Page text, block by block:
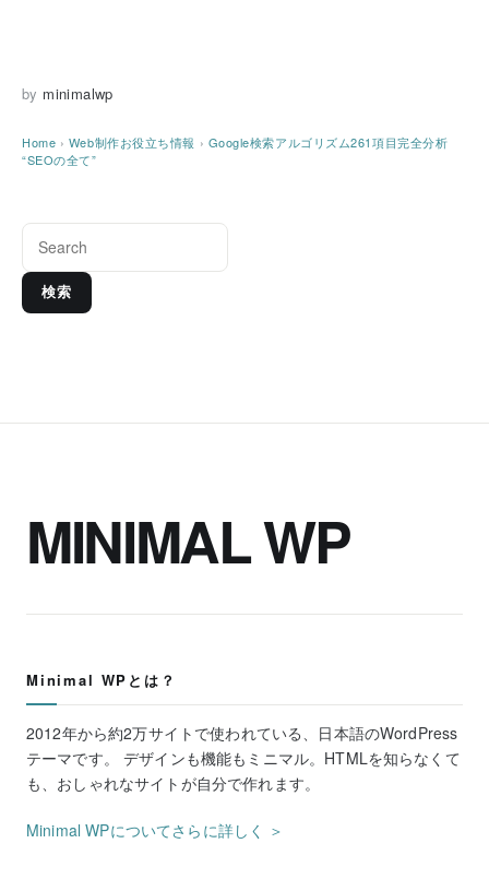
by minimalwp
Home › Web制作お役立ち情報 › Google検索アルゴリズム261項目完全分析
“SEOの全て”
検索
MINIMAL WP
Minimal WPとは？
2012年から約2万サイトで使われている、日本語のWordPress
テーマです。 デザインも機能もミニマル。HTMLを知らなくて
も、おしゃれなサイトが自分で作れます。
Minimal WPについてさらに詳しく ＞